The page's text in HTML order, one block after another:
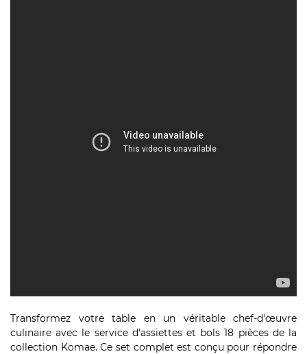
Transformez votre table en un véritable chef-d'œuvre
culinaire avec le service d'assiettes et bols 18 pièces de la
collection Komae. Ce set complet est conçu pour répondre